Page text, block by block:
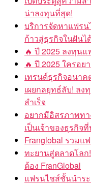
น่าลงทุนที่สุด!
บริการจัดหาแฟร
ก้าวสู่ธุรกิจในฝันไ
🔥 ปี 2025 ลงทุน
🔥 ปี 2025 ใครอ
เทรนด์ธุรกิจอนาค
เผยกลยุทธ์ลับ! ลง
สำเร็จ
อยากมีอิสรภาพท
เป็นเจ้าของธุรกิจ
Franglobal รวมแ
ทะยานสู่ตลาดโลก
ต้อง FranGlobal
แฟรนไชส์ชั้นนำร